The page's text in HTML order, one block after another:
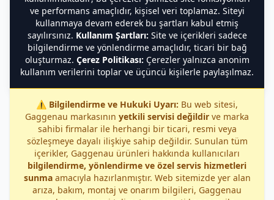
ve performans amaçlıdır, kişisel veri toplamaz. Siteyi
kullanmaya devam ederek bu şartları kabul etmiş
sayılırsınız. Kullanım Şartları: Site ve içerikleri sadece
bilgilendirme ve yönlendirme amaçlıdır, ticari bir bağ
oluşturmaz. Çerez Politikası: Çerezler yalnızca anonim
kullanım verilerini toplar ve üçüncü kişilerle paylaşılmaz.
⚠️ Bilgilendirme ve Hukuki Uyarı: Bu web sitesi,
Gaggenau markasının yetkili servisi değildir ve marka
sahibi firmalar ile herhangi bir ticari, resmi veya
sözleşmeye dayalı ilişkiye sahip değildir. Sunulan tüm
içerikler, Gaggenau ürünleri hakkında kullanıcıları
bilgilendirme, yönlendirme ve özel servis hizmetleri
sunmaamacıyla hazırlanmıştır. Web sitemizde yer alan
arıza, bakım, montaj ve onarım bilgileri, Gaggenau